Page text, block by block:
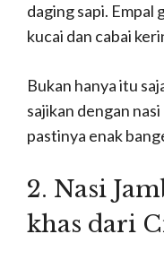
daging sapi. Empal
kucai dan cabai
Bukan hanya itu
sajikan dengan
pastinya enak
2. Nasi
khas dari